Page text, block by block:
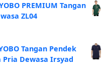
PREMIUM Tangan
ZL04
Tangan Pendek
Dewasa Irsyad